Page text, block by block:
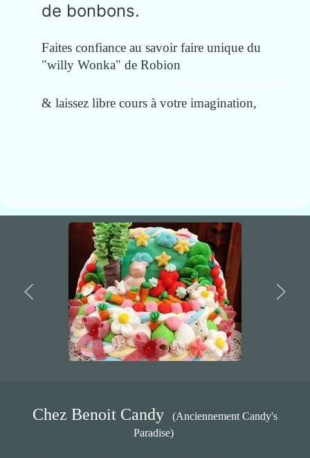
de bonbons.
Faites confiance au savoir faire unique du
"willy Wonka" de Robion
& laissez libre cours à votre imagination,
Chez Benoit Candy
(Anciennement Candy's
Paradise)